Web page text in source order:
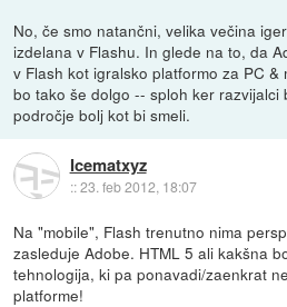
No, če smo natančni, velika večina
izdelana v Flashu. In glede na to, da
v Flash kot igralsko platformo za PC
bo tako še dolgo -- sploh ker razvijalci
področje bolj kot bi smeli.
Icematxyz
::23. feb 2012, 18:07
Na "mobile", Flash trenutno nima
zasleduje Adobe. HTML 5 ali kakšna
tehnologija, ki pa ponavadi/zaenkrat
platforme!